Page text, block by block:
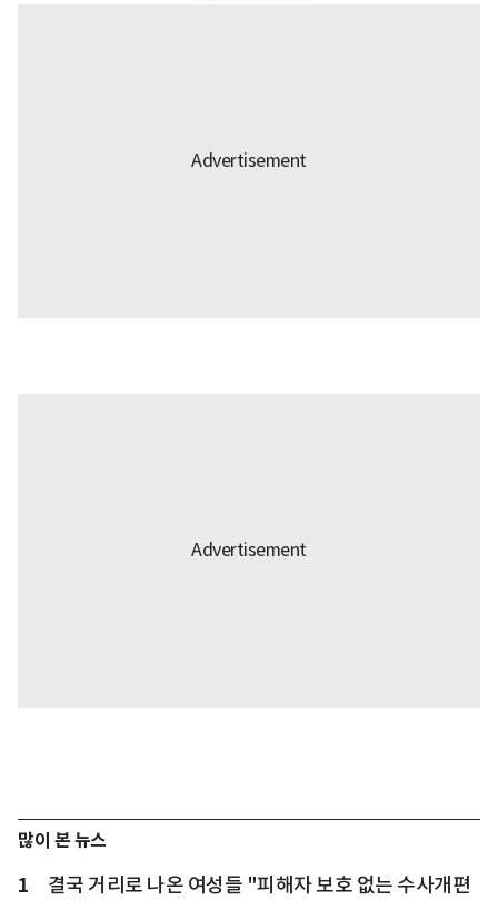
많이 본 뉴스
1
결국 거리로 나온 여성들 "피해자 보호 없는 수사개편